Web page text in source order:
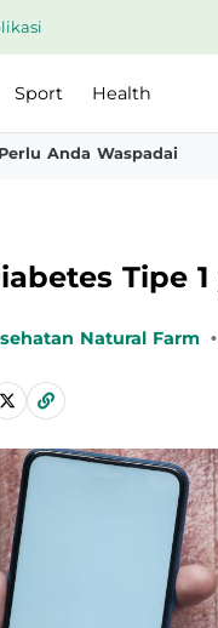
Sport Health
Anda Waspadai
Tipe
Natural Farm •